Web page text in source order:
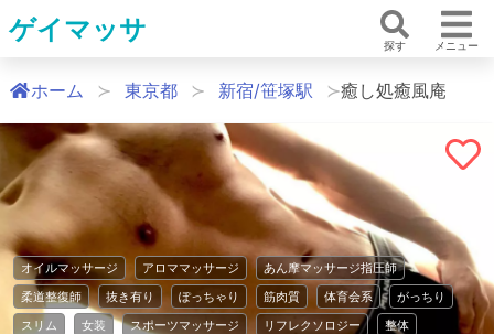
ゲイマッサ
探す メニュー
ホーム 東京都 新宿/笹塚駅 癒し処癒風庵
オイルマッサージ アロママッサージ
あん摩マッサージ指圧師
柔道整復師
抜き有り ぽっちゃり 筋肉質 体育会系
がっちり
スリム
女装 スポーツマッサージ リフレクソロジー
整体